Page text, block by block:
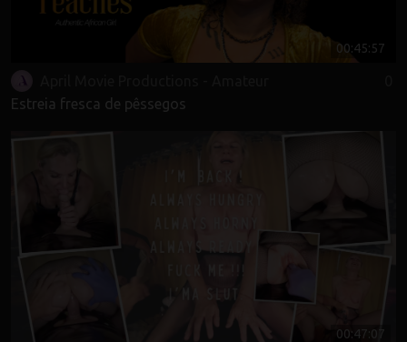
00:45:57
Estreia fresca de pêssegos
00:47:07